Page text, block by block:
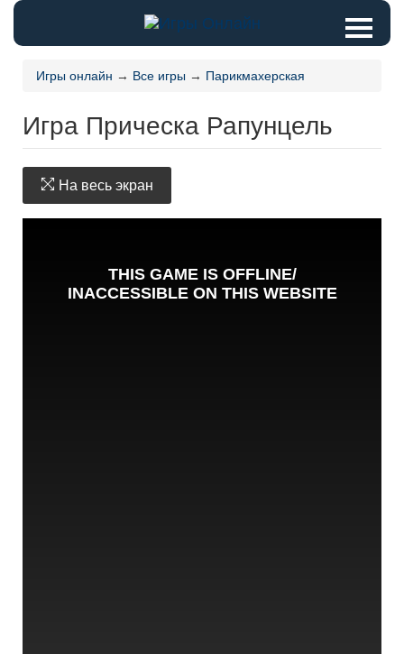
Игры онлайн → Все игры → Парикмахерская
Игра Прическа Рапунцель
На весь экран